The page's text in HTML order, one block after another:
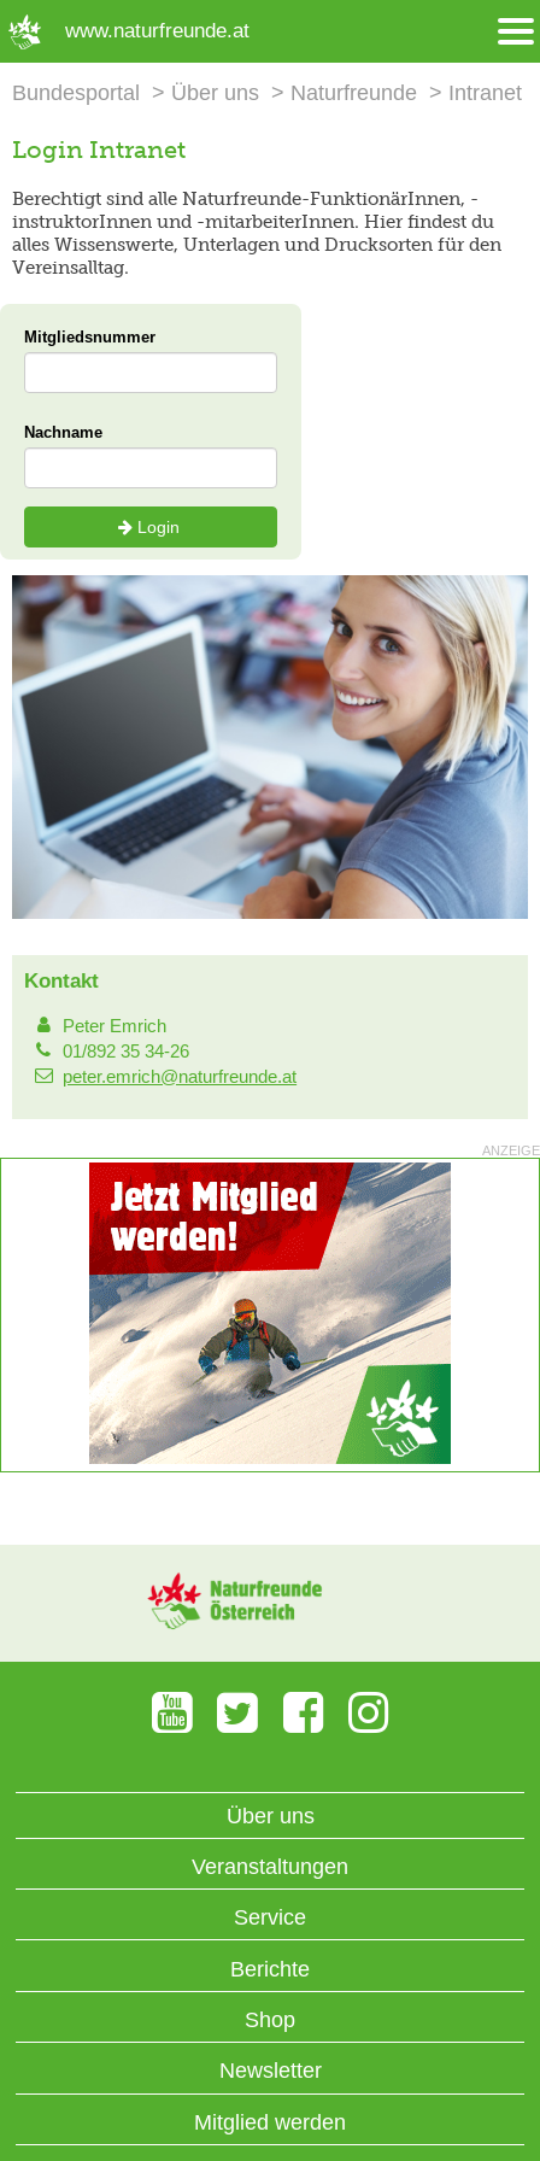
www.naturfreunde.at
Bundesportal Über uns Naturfreunde Intranet
Login Intranet
Berechtigt sind alle Naturfreunde-FunktionärInnen, -
instruktorInnen und -mitarbeiterInnen. Hier findest du
alles Wissenswerte, Unterlagen und Drucksorten für den
Vereinsalltag.
Mitgliedsnummer
Nachname
Login
Kontakt
Peter Emrich
01/892 35 34-26
peter.emrich@naturfreunde.at
ANZEIGE
Über uns
Veranstaltungen
Service
Berichte
Shop
Newsletter
Mitglied werden